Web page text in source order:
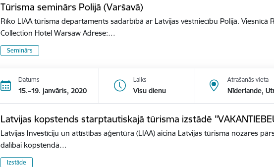
Tūrisma seminārs Polijā (Varšavā)
Rīko LIAA tūrisma departaments sadarbībā ar Latvijas vēstniecību Polijā. Viesnīcā
Collection Hotel Warsaw Adrese:…
Seminārs
Datums
15.–19. janvāris, 2020
Laiks
Visu dienu
Atrašanās vieta
Nīderlande,
Latvijas kopstends starptautiskajā tūrisma izstādē
Latvijas Investīciju un attīstības aģentūra (LIAA) aicina Latvijas tūrisma nozares
dalībai kopstendā…
Izstāde